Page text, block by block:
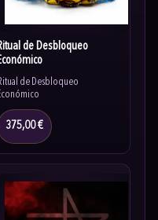
de Desbloqueo
de Desbloqueo
375,00 €